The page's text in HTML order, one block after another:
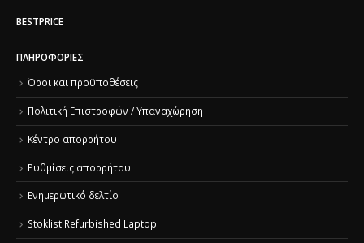
BESTPRICE
ΠΛΗΡΟΦΟΡΊΕΣ
Όροι και προϋποθέσεις
Πολιτική Επιστροφών / Υπαναχώρηση
Κέντρο απορρήτου
Ρυθμίσεις απορρήτου
Ενημερωτικό δελτίο
Stoklist Refurbished Laptop